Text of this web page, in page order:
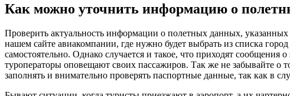
Как можно уточнить информацию о
Проверить актуальность информации о полетных данных,
нашем сайте авиакомпании, где нужно будет выбрать из списка
самостоятельно. Однако случается и такое, что приходят сообщения
туроператоры оповещают своих пассажиров. Так же не забывайте о
заполнять и внимательно проверять паспортные данные, так как в